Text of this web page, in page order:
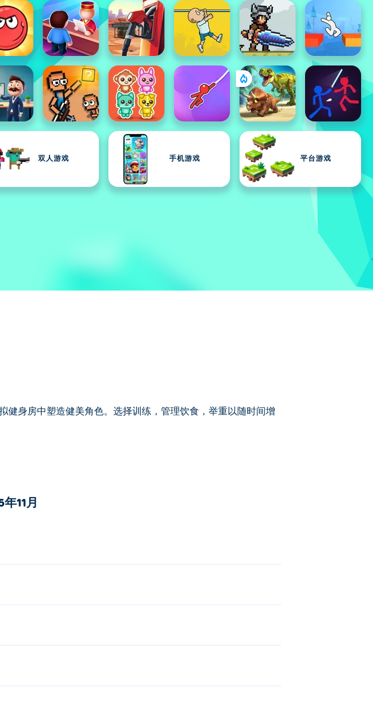
双人游戏 手机游戏 平台游戏
健身房中塑造健美角色。选择训练，管理饮食，举重以随时间增
以精心设计障碍赛道，让你的布娃娃在地图上四处乱飞，或者尝
年11月